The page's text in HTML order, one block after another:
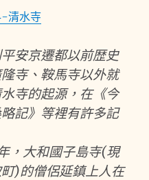
-清水寺
安京遷都以前歴史
寺、鞍馬寺以外就
寺的起源，在《今
記》等裡有許多記
，大和國子島寺(現
)的僧侶延鎮上人在